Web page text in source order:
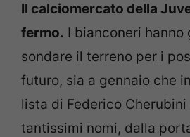
Il calciomercato della
fermo. I bianconeri hanno
sondare il terreno per i
futuro, sia a gennaio che
lista di Federico Cherubini
tantissimi nomi, dalla